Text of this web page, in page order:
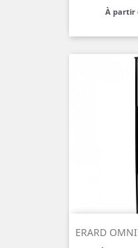
À partir
ERARD